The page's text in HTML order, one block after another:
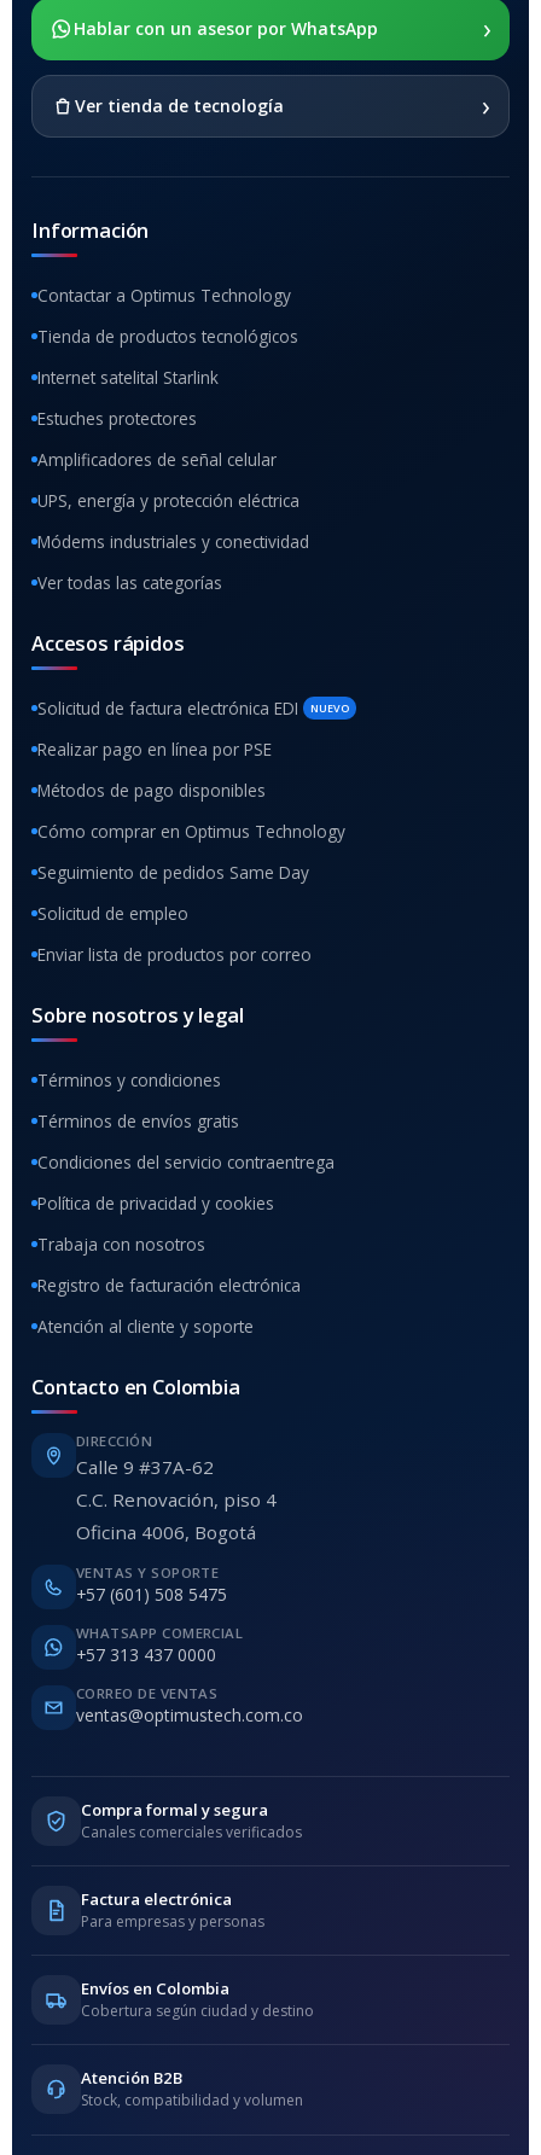
SOPORTE DE APOYO
Hablar con un asesor por WhatsApp ›
Ver tienda de tecnología ›
Información
Contactar a Optimus Technology
Tienda de productos tecnológicos
Internet satelital Starlink
Estuches protectores
Amplificadores de señal celular
UPS, energía y protección eléctrica
Módems industriales y conectividad
Ver todas las categorías
Accesos rápidos
Solicitud de factura electrónica EDI NUEVO
Realizar pago en línea por PSE
Métodos de pago disponibles
Cómo comprar en Optimus Technology
Seguimiento de pedidos Same Day
Solicitud de empleo
Enviar lista de productos por correo
Sobre nosotros y legal
Términos y condiciones
Términos de envíos gratis
Condiciones del servicio contraentrega
Política de privacidad y cookies
Trabaja con nosotros
Registro de facturación electrónica
Atención al cliente y soporte
Contacto en Colombia
DIRECCIÓN
Calle 9 #37A-62
C.C. Renovación, piso 4
Oficina 4006, Bogotá
VENTAS Y SOPORTE
+57 (601) 508 5475
WHATSAPP COMERCIAL
+57 313 437 0000
CORREO DE VENTAS
ventas@optimustech.com.co
Compra formal y segura
Canales comerciales verificados
Factura electrónica
Para empresas y personas
Envíos en Colombia
Cobertura según ciudad y destino
Atención B2B
Stock, compatibilidad y volumen